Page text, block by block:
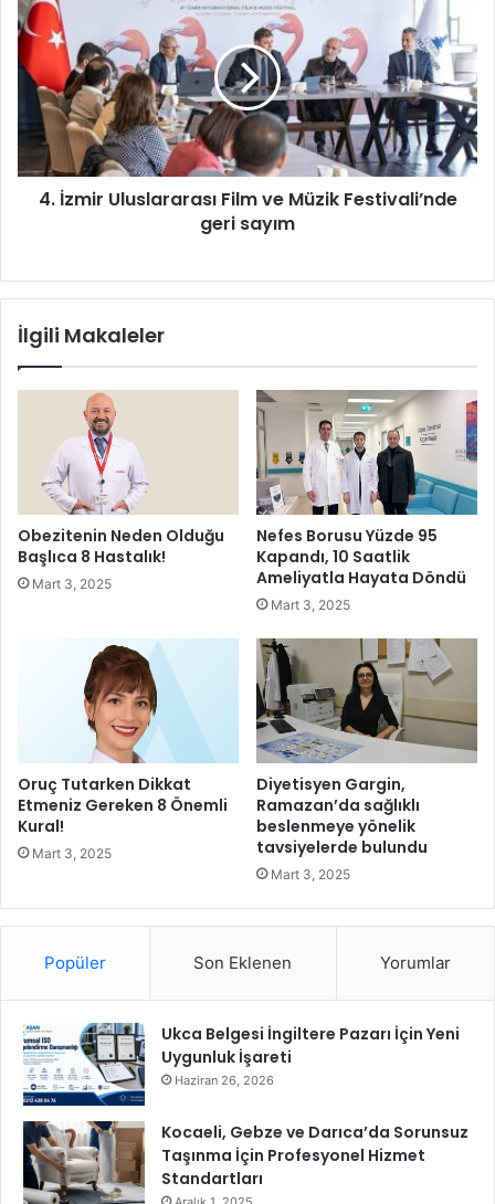
.
İ
z
m
r
U
l
e
ü
i
v
a
l
a
y
m
4. İzmir Uluslararası Film ve Müzik Festivali’nde
geri sayım
İlgili Makaleler
Obezitenin Neden Olduğu
Başlıca 8 Hastalık!
Mart 3, 2025
Nefes Borusu Yüzde 95
Kapandı, 10 Saatlik
Ameliyatla Hayata Döndü
Mart 3, 2025
Oruç Tutarken Dikkat
Etmeniz Gereken 8 Önemli
Kural!
Mart 3, 2025
Diyetisyen Gargin,
Ramazan’da sağlıklı
beslenmeye yönelik
tavsiyelerde bulundu
Mart 3, 2025
Popüler Son Eklenen Yorumlar
Ukca Belgesi İngiltere Pazarı İçin Yeni
Uygunluk İşareti
Haziran 26, 2026
Kocaeli, Gebze ve Darıca’da Sorunsuz
Taşınma İçin Profesyonel Hizmet
Standartları